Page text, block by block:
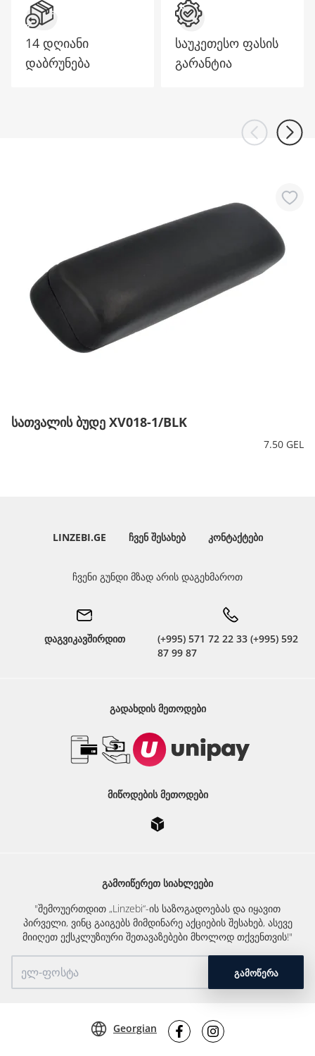
14 დღიანი
დაბრუნება
საუკეთესო ფასის
გარანტია
სათვალის ბუდე XV018-1/BLK
7.50 GEL
LINZEBI.GE ᲩᲕᲔᲜ ᲨᲔᲡᲐᲮᲔᲑ ᲙᲝᲜᲢᲐᲥᲢᲔᲑᲘ
ჩვენი გუნდი მზად არის დაგეხმაროთ
დაგვიკავშირდით
(+995) 571 72 22 33 (+995) 592
87 99 87
ᲒᲐᲓᲐᲮᲓᲘᲡ ᲛᲔᲗᲝᲓᲔᲑᲘ
ᲛᲘᲬᲝᲓᲔᲑᲘᲡ ᲛᲔᲗᲝᲓᲔᲑᲘ
ᲒᲐᲛᲝᲘᲬᲔᲠᲔᲗ ᲡᲘᲐᲮᲚᲔᲔᲑᲘ
"შემოუერთდით „Linzebi“-ის საზოგადოებას და იყავით
პირველი, ვინც გაიგებს მიმდინარე აქციების შესახებ, ასევე
მიიღეთ ექსკლუზიური შეთავაზებები მხოლოდ თქვენთვის!"
ᲒᲐᲛᲝᲬᲔᲠᲐ
Georgian